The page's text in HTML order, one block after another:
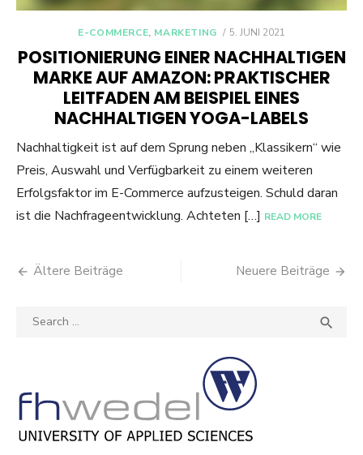
E-COMMERCE, MARKETING
POSTED
5. JUNI 2021
POSITIONIERUNG EINER NACHHALTIGEN
MARKE AUF AMAZON: PRAKTISCHER
LEITFADEN AM BEISPIEL EINES
NACHHALTIGEN YOGA-LABELS
Nachhaltigkeit ist auf dem Sprung neben „Klassikern“ wie
Preis, Auswahl und Verfügbarkeit zu einem weiteren
Erfolgsfaktor im E-Commerce aufzusteigen. Schuld daran
ist die Nachfrageentwicklung. Achteten […] READ MORE
Beitragsnavigation
Ältere Beiträge Neuere Beiträge
Search
